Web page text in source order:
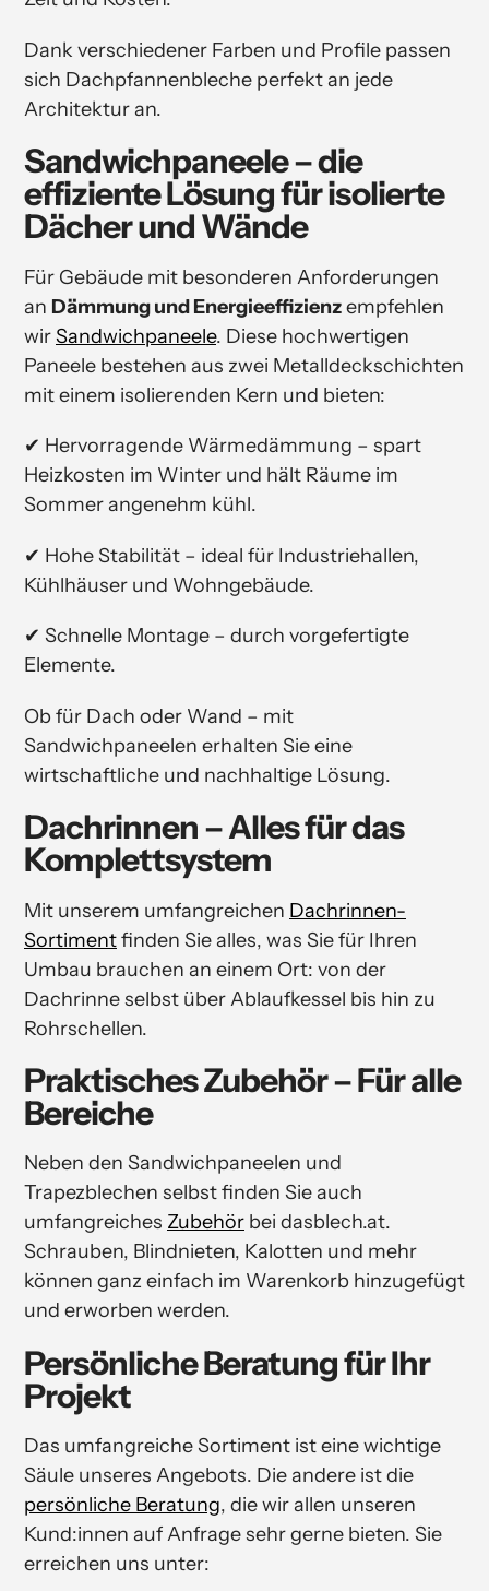
Dank verschiedener Farben und Profile passen
sich Dachpfannenbleche perfekt an jede
Architektur an.
Sandwichpaneele – die
effiziente Lösung für isolierte
Dächer und Wände
Für Gebäude mit besonderen Anforderungen
an Dämmung und Energieeffizienzempfehlen
wirSandwichpaneele. Diese hochwertigen
Paneele bestehen aus zwei Metalldeckschichten
mit einem isolierenden Kern und bieten:
✔ Hervorragende Wärmedämmung – spart
Heizkosten im Winter und hält Räume im
Sommer angenehm kühl.
✔ Hohe Stabilität – ideal für Industriehallen,
Kühlhäuser und Wohngebäude.
✔ Schnelle Montage – durch vorgefertigte
Elemente.
Ob für Dach oder Wand – mit
Sandwichpaneelen erhalten Sie eine
wirtschaftliche und nachhaltige Lösung.
Dachrinnen – Alles für das
Komplettsystem
Mit unserem umfangreichen Dachrinnen-
Sortimentfinden Sie alles, was Sie für Ihren
Umbau brauchen an einem Ort: von der
Dachrinne selbst über Ablaufkessel bis hin zu
Rohrschellen.
Praktisches Zubehör – Für alle
Bereiche
Neben den Sandwichpaneelen und
Trapezblechen selbst finden Sie auch
umfangreiches Zubehör bei dasblech.at.
Schrauben, Blindnieten, Kalotten und mehr
können ganz einfach im Warenkorb hinzugefügt
und erworben werden.
Persönliche Beratung für Ihr
Projekt
Das umfangreiche Sortiment ist eine wichtige
Säule unseres Angebots. Die andere ist die
persönliche Beratung, die wir allen unseren
Kund:innen auf Anfrage sehr gerne bieten. Sie
erreichen uns unter: